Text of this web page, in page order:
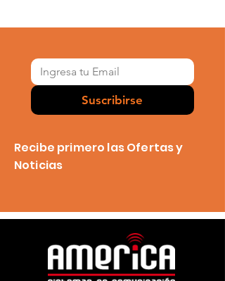
Suscribirse
Recibe primero las Ofertas y
Noticias